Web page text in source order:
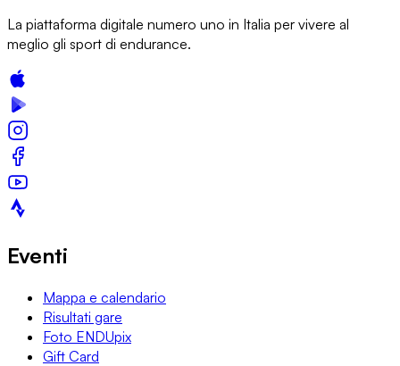
La piattaforma digitale numero uno in Italia per vivere al
meglio gli sport di endurance.
Eventi
Mappa e calendario
Risultati gare
Foto ENDUpix
Gift Card